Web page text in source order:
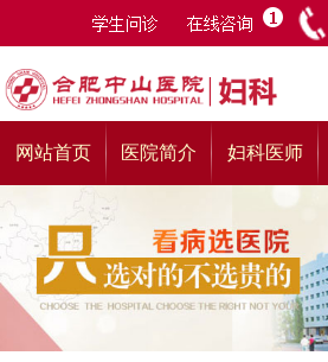
网站首页 医院简介 妇科医师